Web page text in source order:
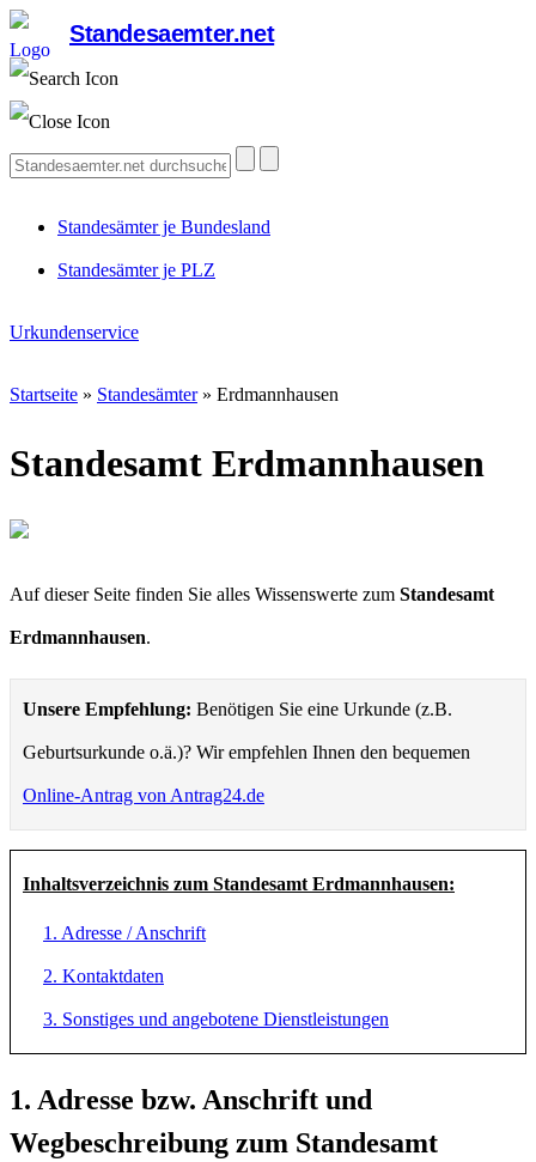
Standesaemter.net
Standesämter je Bundesland
Standesämter je PLZ
Urkundenservice
Startseite » Standesämter» Erdmannhausen
Standesamt Erdmannhausen
Auf dieser Seite finden Sie alles Wissenswerte zum Standesamt
Erdmannhausen.
Unsere Empfehlung: Benötigen Sie eine Urkunde (z.B.
Geburtsurkunde o.ä.)? Wir empfehlen Ihnen den bequemen
Online-Antrag von Antrag24.de
Inhaltsverzeichnis zum Standesamt Erdmannhausen:
1. Adresse / Anschrift
2. Kontaktdaten
3. Sonstiges und angebotene Dienstleistungen
1. Adresse bzw. Anschrift und
Wegbeschreibung zum Standesamt